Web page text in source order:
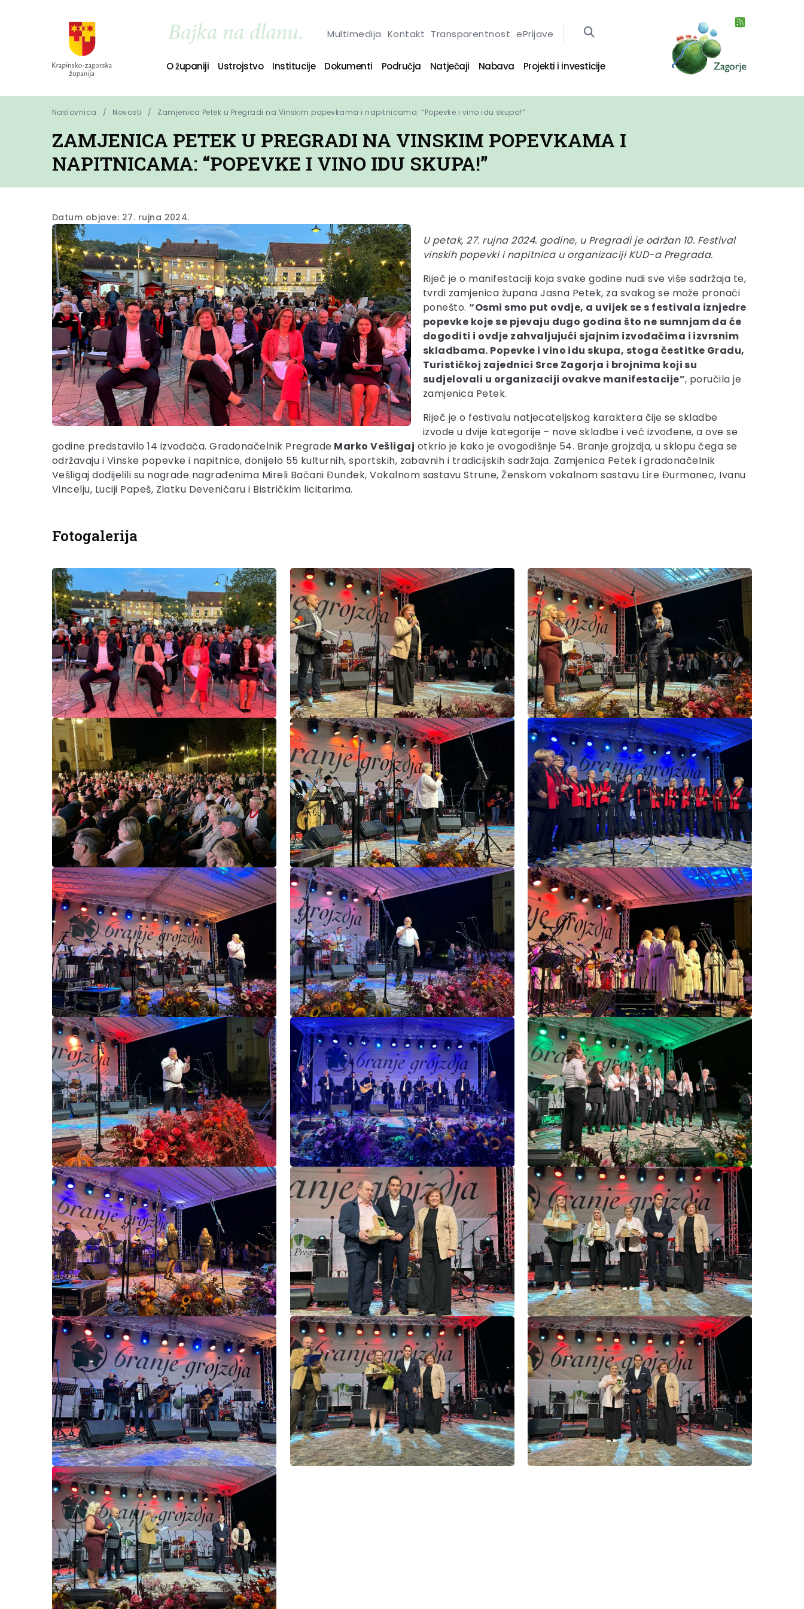
Multimedija Kontakt Transparentnost ePrijave
O županiji Ustrojstvo Institucije Dokumenti Područja Natječaji Nabava Projekti i investicije
Naslovnica Novosti Zamjenica Petek u Pregradi na Vinskim popevkama i napitnicama: “Popevke i vino idu skupa!”
ZAMJENICA PETEK U PREGRADI NA VINSKIM POPEVKAMA I
NAPITNICAMA: “POPEVKE I VINO IDU SKUPA!”
Datum objave: 27. rujna 2024.
U petak, 27. rujna 2024. godine, u Pregradi je održan 10. Festival
vinskih popevki i napitnica u organizaciji KUD-a Pregrada.
Riječ je o manifestaciji koja svake godine nudi sve više sadržaja te,
tvrdi zamjenica župana Jasna Petek, za svakog se može pronaći
ponešto.“Osmi smo put ovdje, a uvijek se s festivala iznjedre
popevke koje se pjevaju dugo godina što ne sumnjam da će
dogoditi i ovdje zahvaljujući sjajnim izvođačima i izvrsnim
skladbama. Popevke i vino idu skupa, stoga čestitke Gradu,
Turističkoj zajednici Srce Zagorja i brojnima koji su
sudjelovali u organizaciji ovakve manifestacije”, poručila je
zamjenica Petek.
Riječ je o festivalu natjecateljskog karaktera čije se skladbe
izvode u dvije kategorije – nove skladbe i već izvođene, a ove se
godine predstavilo 14 izvođača. Gradonačelnik Pregrade Marko Vešligaj otkrio je kako je ovogodišnje 54. Branje grojzdja, u sklopu čega se
održavaju i Vinske popevke i napitnice, donijelo 55 kulturnih, sportskih, zabavnih i tradicijskih sadržaja. Zamjenica Petek i gradonačelnik
Vešligaj dodijelili su nagrade nagrađenima Mireli Bačani Đunđek, Vokalnom sastavu Strune, Ženskom vokalnom sastavu Lire Đurmanec, Ivanu
Vincelju, Luciji Papeš, Zlatku Deveničaru i Bistričkim licitarima.
Fotogalerija